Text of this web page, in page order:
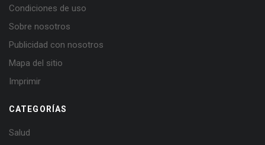
Condiciones de uso
Sobre nosotros
Publicidad con nosotros
Mapa del sitio
Imprimir
CATEGORÍAS
Salud